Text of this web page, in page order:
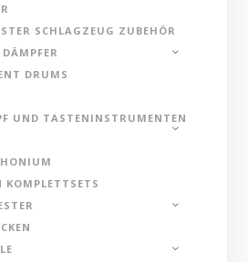
SCHLAGZEUG ZUBEHÖR
DRUMS
UND TASTENINSTRUMENTEN
KOMPLETTSETS